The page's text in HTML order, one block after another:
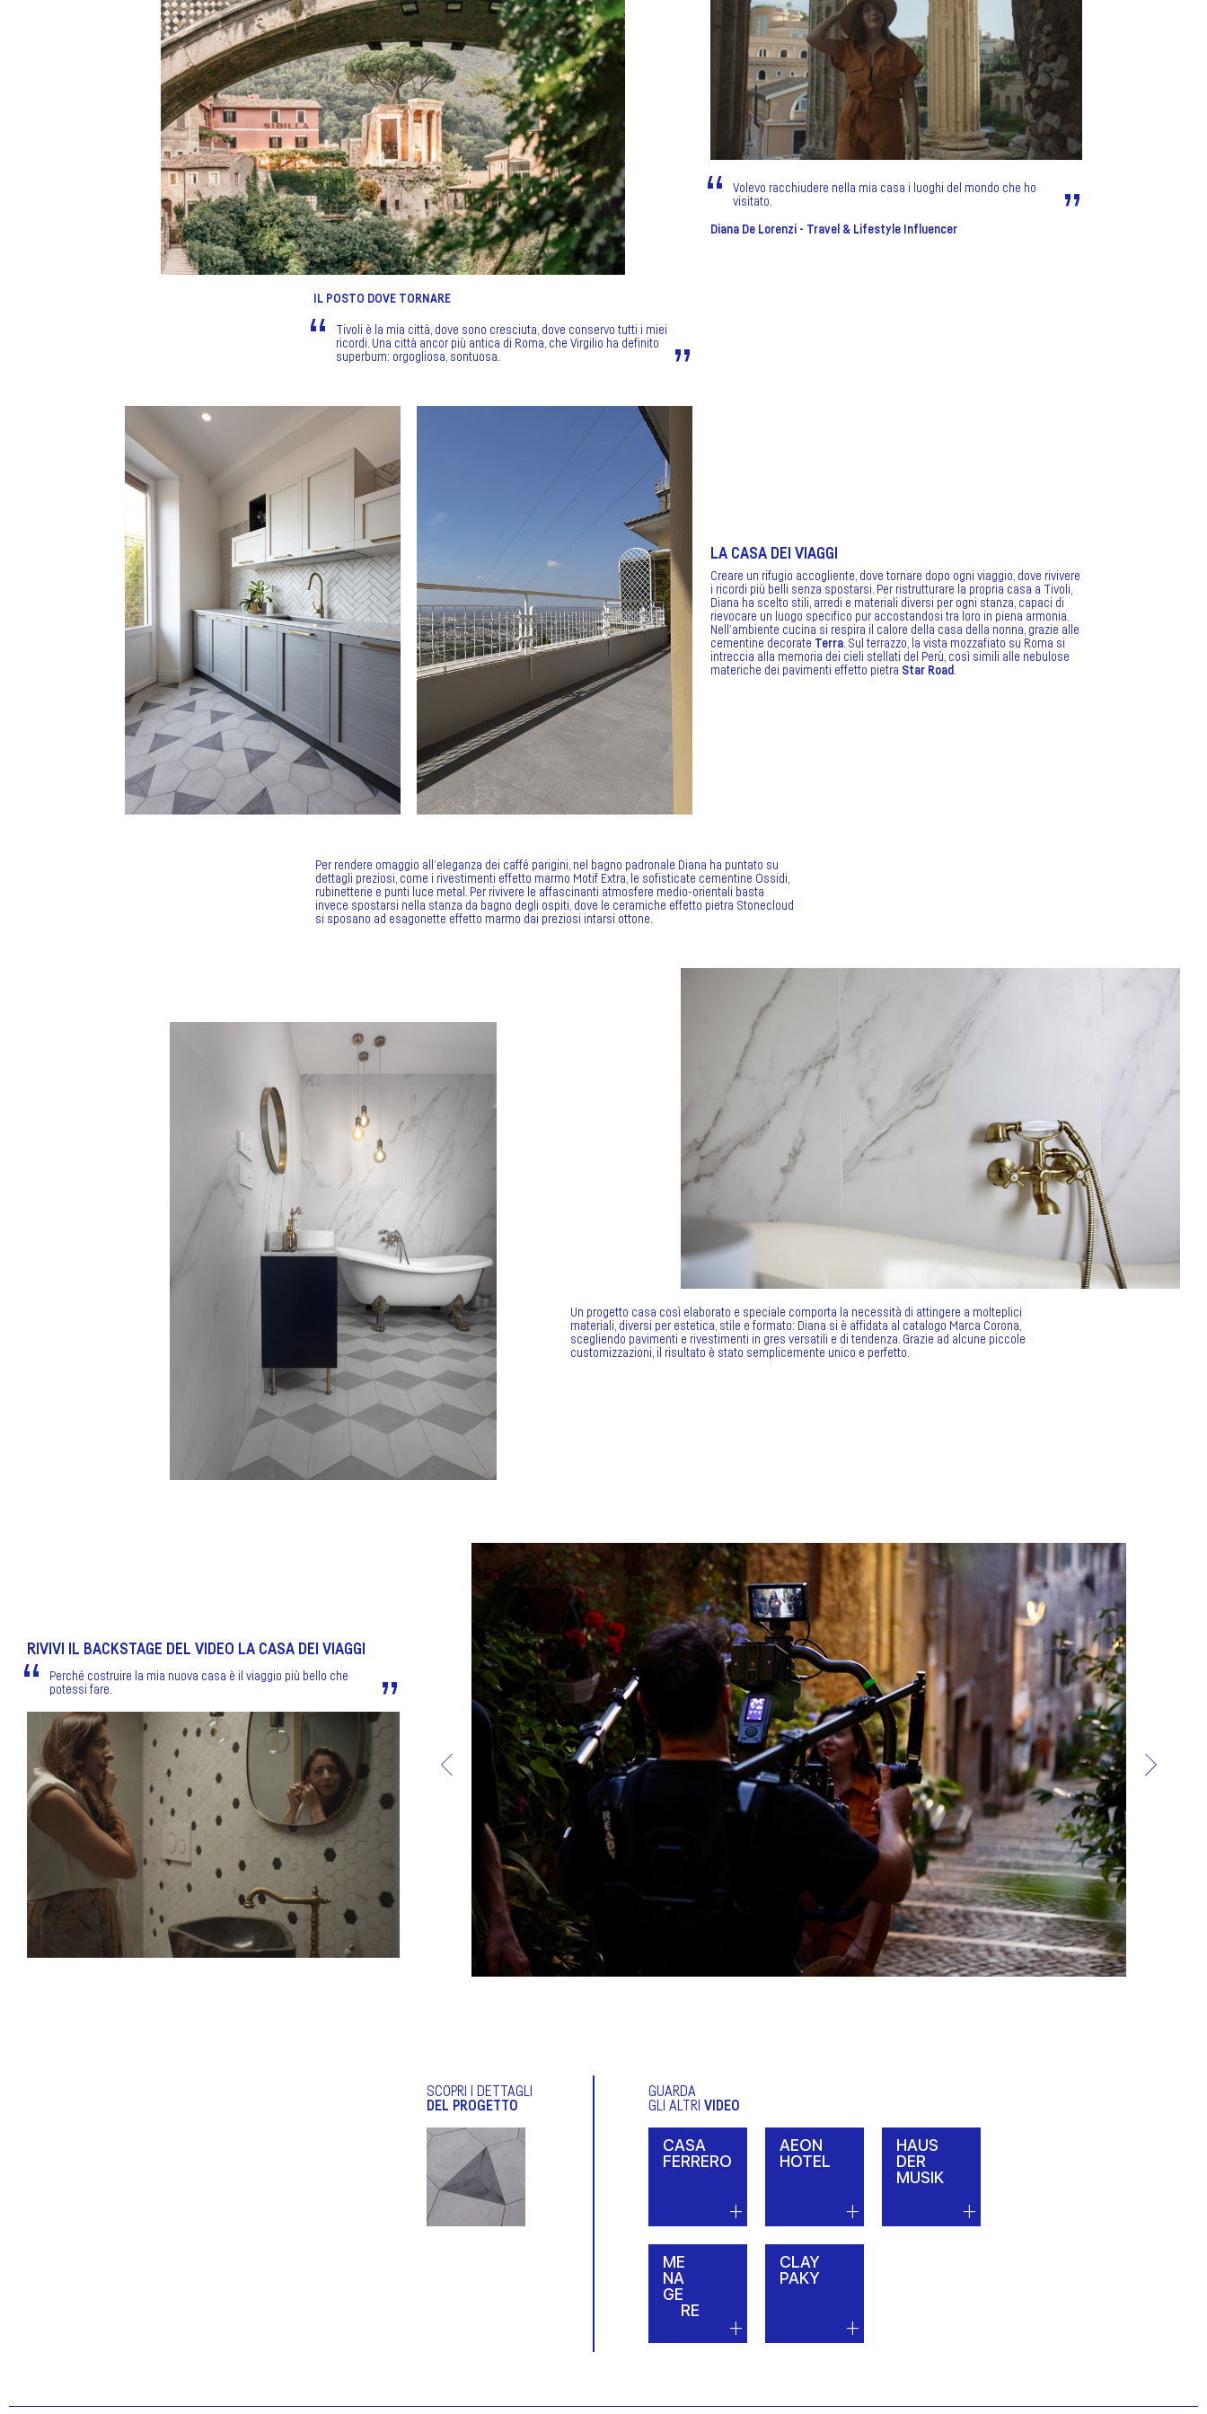
IL POSTO DOVE TORNARE
Tivoli è la mia città, dove sono cresciuta, dove conservo tutti i miei
ricordi. Una città ancor più antica di Roma, che Virgilio ha definito
superbum: orgogliosa, sontuosa.
Volevo racchiudere nella mia casa i luoghi del mondo che ho
visitato.
Diana De Lorenzi - Travel & Lifestyle Influencer
LA CASA DEI VIAGGI
Creare un rifugio accogliente, dove tornare dopo ogni viaggio, dove rivivere
i ricordi più belli senza spostarsi. Per ristrutturare la propria casa a Tivoli,
Diana ha scelto stili, arredi e materiali diversi per ogni stanza, capaci di
rievocare un luogo specifico pur accostandosi tra loro in piena armonia.
Nell’ambiente cucina si respira il calore della casa della nonna, grazie alle
cementine decorate Terra. Sul terrazzo, la vista mozzafiato su Roma si
intreccia alla memoria dei cieli stellati del Perù, così simili alle nebulose
materiche dei pavimenti effetto pietra Star Road.
Per rendere omaggio all’eleganza dei caffé parigini, nel bagno padronale Diana ha puntato su
dettagli preziosi, come i rivestimenti effetto marmo Motif Extra, le sofisticate cementine Ossidi,
rubinetterie e punti luce metal. Per rivivere le affascinanti atmosfere medio-orientali basta
invece spostarsi nella stanza da bagno degli ospiti, dove le ceramiche effetto pietra Stonecloud
si sposano ad esagonette effetto marmo dai preziosi intarsi ottone.
Un progetto casa così elaborato e speciale comporta la necessità di attingere a molteplici
materiali, diversi per estetica, stile e formato: Diana si è affidata al catalogo Marca Corona,
scegliendo pavimenti e rivestimenti in gres versatili e di tendenza. Grazie ad alcune piccole
customizzazioni, il risultato è stato semplicemente unico e perfetto.
RIVIVI IL BACKSTAGE DEL VIDEO LA CASA DEI VIAGGI
Perché costruire la mia nuova casa è il viaggio più bello che
potessi fare.
SCOPRI I DETTAGLI
DEL PROGETTO
GUARDA
GLI ALTRI VIDEO
CASA
FERRERO
AEON
HOTEL
HAUS
DER
MUSIK
ME
NA
GE
RE
CLAY
PAKY